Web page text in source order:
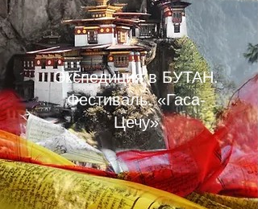
Экспедиция в БУТАН.
Фестиваль. «Гаса-
Цечу»